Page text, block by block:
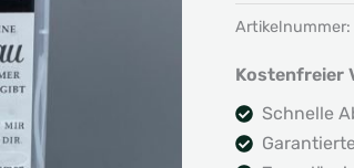
Artikelnummer:
Kostenfreier
Schnelle